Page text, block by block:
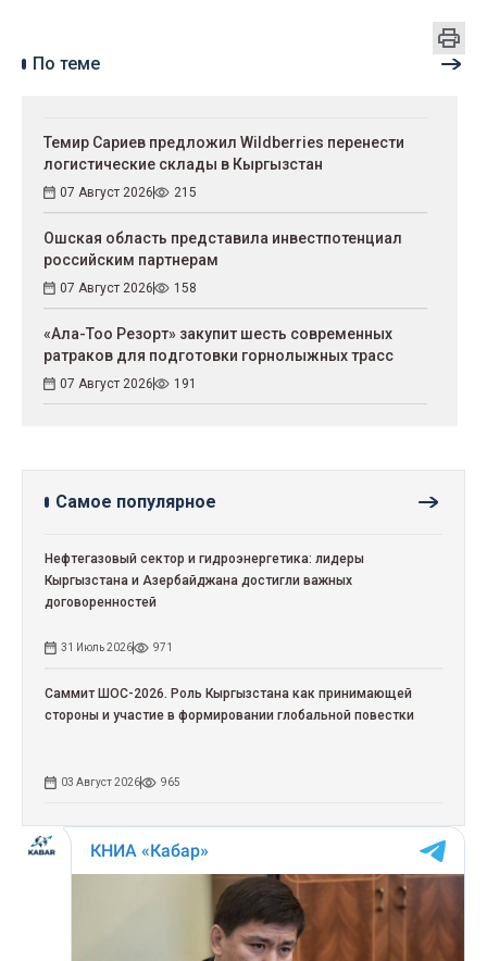
По теме
Темир Сариев предложил Wildberries перенести
логистические склады в Кыргызстан
07 Август 2026 215
Ошская область представила инвестпотенциал
российским партнерам
07 Август 2026 158
«Ала-Тоо Резорт» закупит шесть современных
ратраков для подготовки горнолыжных трасс
07 Август 2026 191
Самое популярное
Нефтегазовый сектор и гидроэнергетика: лидеры
Кыргызстана и Азербайджана достигли важных
договоренностей
31 Июль 2026 971
Саммит ШОС-2026. Роль Кыргызстана как принимающей
стороны и участие в формировании глобальной повестки
03 Август 2026 965